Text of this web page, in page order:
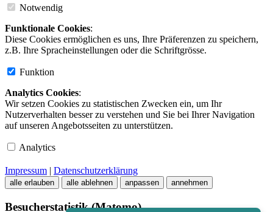
Notwendig
Funktionale Cookies:
Diese Cookies ermöglichen es uns, Ihre Präferenzen zu speichern,
z.B. Ihre Spracheinstellungen oder die Schriftgrösse.
Funktion
Analytics Cookies:
Wir setzen Cookies zu statistischen Zwecken ein, um Ihr
Nutzerverhalten besser zu verstehen und Sie bei Ihrer Navigation
auf unseren Angebotsseiten zu unterstützen.
Analytics
Impressum | Datenschutzerklärung
alle erlauben alle ablehnen anpassen annehmen
Besucherstatistik (Matomo)